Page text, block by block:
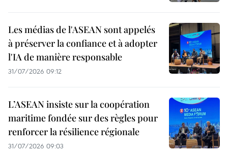
Les médias de l'ASEAN sont appelés
à préserver la confiance et à adopter
l'IA de manière responsable
31/07/2026 09:12
L’ASEAN insiste sur la coopération
maritime fondée sur des règles pour
renforcer la résilience régionale
31/07/2026 09:03